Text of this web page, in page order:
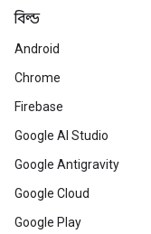
বিল্ড
Android
Chrome
Firebase
Google AI Studio
Google Antigravity
Google Cloud
Google Play